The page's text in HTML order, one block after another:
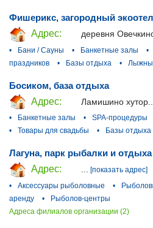
Фишерикс, загородный
Адрес:
деревня
•
Бани / Сауны • Банкетные залы •
праздников
• Базы отдыха •
Босиком, база отдыха
Адрес:
Ламишино хутор...
•
Банкетные залы • SPA-процедуры
•
Товары для свадьбы • Базы отдыха
Лагуна, парк рыбалки и отдыха
Адрес:
... [показать адрес]
•
Аксессуары рыболовные •
аренду
•
Рыболов-центры
Адреса филиалов организации (2)